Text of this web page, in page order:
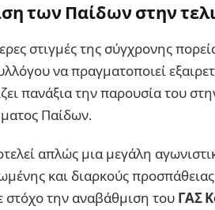
των Παίδων στην
στιγμές της σύγχρονης
να πραγματοποιεί
πανάξια την παρουσία του
Παίδων.
απλώς μια μεγάλη
και διαρκούς προσπάθειας
στόχο την αναβάθμιση του ΓΑΣ